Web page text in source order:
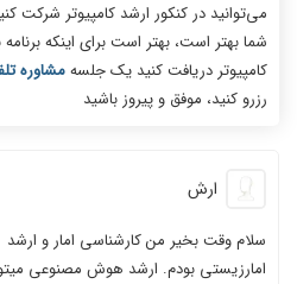
می‌توانید در کنکور ارشد کامپیوتر شرکت
شما بهتر است، بهتر است برای اینکه
کامپیوتر دریافت کنید یک جلسهمشاوره
رزرو کنید، موفق و پیروز باشید
ارش
سلام وقت بخیر من کارشناسی امار و ارشد
امارزیستی بودم. ارشد هوش مصنوعی